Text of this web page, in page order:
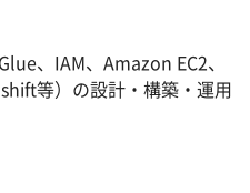
、IAM、Amazon EC2、
等）の設計・構築・運用